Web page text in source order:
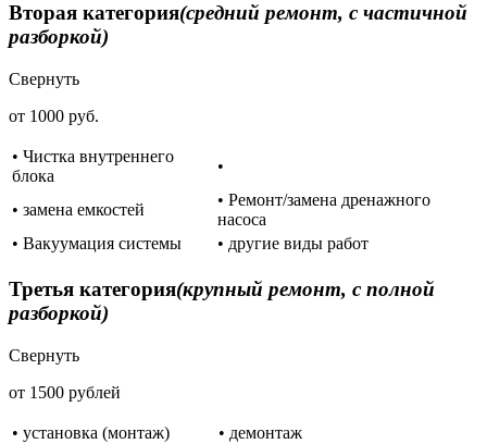
Вторая категория(средний ремонт, с частичной
разборкой)
Свернуть
от 1000 руб.
• Чистка внутреннего
блока
•
• замена емкостей
• Ремонт/замена дренажного
насоса
• Вакуумация системы
• другие виды работ
Третья категория(крупный ремонт, с полной
разборкой)
Свернуть
от 1500 рублей
• установка (монтаж)
• демонтаж